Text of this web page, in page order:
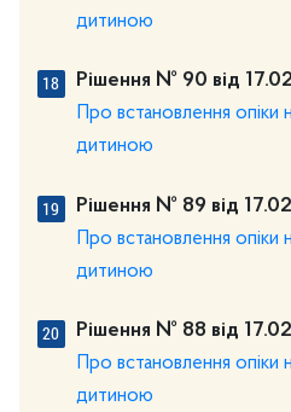
дитиною
Рішення № 90 від
Про встановлення опіки
дитиною
Рішення № 89 від
Про встановлення опіки
дитиною
Рішення № 88 від
Про встановлення опіки
дитиною